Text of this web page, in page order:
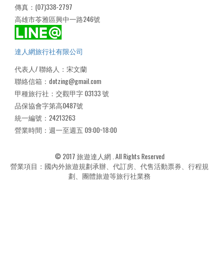
傳真：(07)338-2797
高雄市苓雅區興中一路246號
達人網旅行社有限公司
代表人/ 聯絡人：宋文蘭
聯絡信箱：dotzing@gmail.com
甲種旅行社：交觀甲字 03133 號
品保協會字第高0487號
統一編號：24213263
營業時間：週一至週五 09:00~18:00
© 2017 旅遊達人網 . All Rights Reserved
營業項目：國內外旅遊規劃承辦、代訂房、代售活動票券、行程規
劃、團體旅遊等旅行社業務